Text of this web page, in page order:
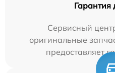
Гарантия
Сервисный
оригинальные
предоставляет